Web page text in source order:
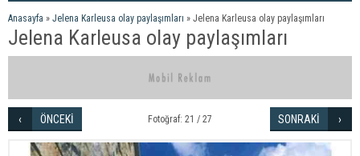
Anasayfa » Jelena Karleusa olay paylaşımları » Jelena Karleusa olay paylaşımları
Jelena Karleusa olay paylaşımları
ÖNCEKİ Fotoğraf: 21 / 27 SONRAKİ